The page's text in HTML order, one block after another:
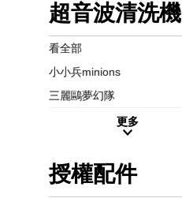
超音波清洗機
看全部
小小兵minions
三麗鷗夢幻隊
更多
授權配件